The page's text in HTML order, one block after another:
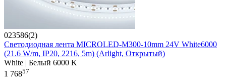
023586(2)
Светодиодная лента MICROLED-M300-10mm 24V White6000
(21.6 W/m, IP20, 2216, 5m) (Arlight, Открытый)
White | Белый 6000 K
1 76857